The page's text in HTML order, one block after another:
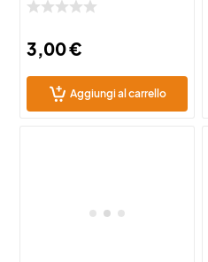
Lungo alla Mirra per Cani e
Igienizzanti
3,00€
Aggiungi al carrello